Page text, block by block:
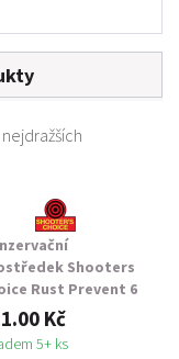
Shooters
Rust Prevent 6
Kč
5+ ks